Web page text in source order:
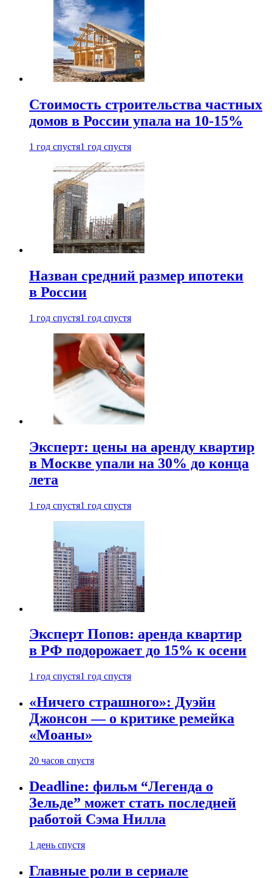
Стоимость строительства частных
домов в России упала на 10-15%
1 год спустя1 год спустя
Назван средний размер ипотеки
в России
1 год спустя1 год спустя
Эксперт: цены на аренду квартир
в Москве упали на 30% до конца
лета
1 год спустя1 год спустя
Эксперт Попов: аренда квартир
в РФ подорожает до 15% к осени
1 год спустя1 год спустя
«Ничего страшного»: Дуэйн
Джонсон — о критике ремейка
«Моаны»
20 часов спустя
Deadline: фильм “Легенда о
Зельде” может стать последней
работой Сэма Нилла
1 день спустя
Главные роли в сериале